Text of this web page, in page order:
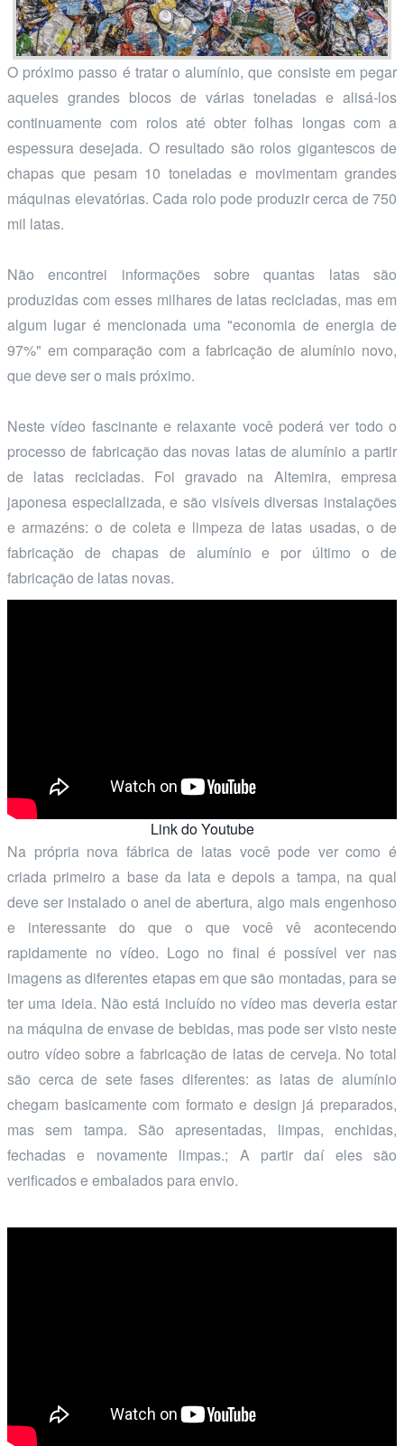
O próximo passo é tratar o alumínio, que consiste em pegar
aqueles grandes blocos de várias toneladas e alisá-los
continuamente com rolos até obter folhas longas com a
espessura desejada. O resultado são rolos gigantescos de
chapas que pesam 10 toneladas e movimentam grandes
máquinas elevatórias. Cada rolo pode produzir cerca de 750
mil latas.
Não encontrei informações sobre quantas latas são
produzidas com esses milhares de latas recicladas, mas em
algum lugar é mencionada uma "economia de energia de
97%" em comparação com a fabricação de alumínio novo,
que deve ser o mais próximo.
Neste vídeo fascinante e relaxante você poderá ver todo o
processo de fabricação das novas latas de alumínio a partir
de latas recicladas. Foi gravado na Altemira, empresa
japonesa especializada, e são visíveis diversas instalações
e armazéns: o de coleta e limpeza de latas usadas, o de
fabricação de chapas de alumínio e por último o de
fabricação de latas novas.
Link do Youtube
Na própria nova fábrica de latas você pode ver como é
criada primeiro a base da lata e depois a tampa, na qual
deve ser instalado o anel de abertura, algo mais engenhoso
e interessante do que o que você vê acontecendo
rapidamente no vídeo. Logo no final é possível ver nas
imagens as diferentes etapas em que são montadas, para se
ter uma ideia. Não está incluído no vídeo mas deveria estar
na máquina de envase de bebidas, mas pode ser visto neste
outro vídeo sobre a fabricação de latas de cerveja. No total
são cerca de sete fases diferentes: as latas de alumínio
chegam basicamente com formato e design já preparados,
mas sem tampa. São apresentadas, limpas, enchidas,
fechadas e novamente limpas.; A partir daí eles são
verificados e embalados para envio.